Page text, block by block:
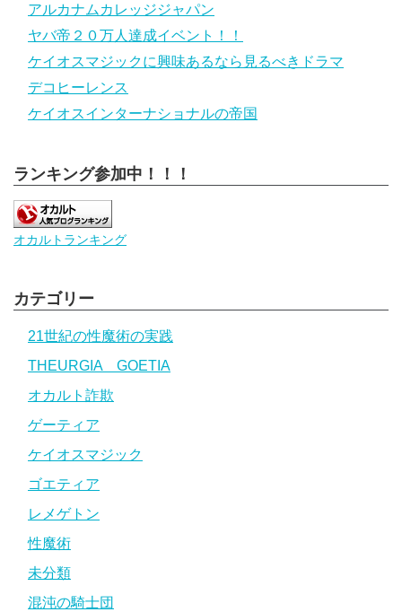
アルカナムカレッジジャパン
ヤバ帝２０万人達成イベント！！
ケイオスマジックに興味あるなら見るべきドラマ
デコヒーレンス
ケイオスインターナショナルの帝国
ランキング参加中！！！
オカルトランキング
カテゴリー
21世紀の性魔術の実践
THEURGIA GOETIA
オカルト詐欺
ゲーティア
ケイオスマジック
ゴエティア
レメゲトン
性魔術
未分類
混沌の騎士団